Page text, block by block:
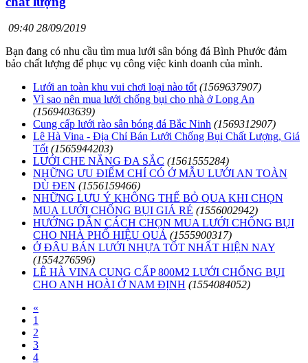
09:40 28/09/2019
Bạn đang có nhu cầu tìm mua lưới sân bóng đá Bình Phước đảm
bảo chất lượng để phục vụ công việc kinh doanh của mình.
Lưới an toàn khu vui chơi loại nào tốt (1569637907)
Vì sao nên mua lưới chống bụi cho nhà ở Long An
(1569403639)
Cung cấp lưới rào sân bóng đá Bắc Ninh (1569312907)
Lê Hà Vina - Địa Chỉ Bán Lưới Chống Bụi Chất Lượng, Giá
Tốt (1565944203)
LƯỚI CHE NẮNG ĐA SẮC (1561555284)
NHỮNG ƯU ĐIỂM CHỈ CÓ Ở MẪU LƯỚI AN TOÀN
DÙ ĐEN (1556159466)
NHỮNG LƯU Ý KHÔNG THỂ BỎ QUA KHI CHỌN
MUA LƯỚI CHỐNG BỤI GIÁ RẺ (1556002942)
HƯỚNG DẪN CÁCH CHỌN MUA LƯỚI CHỐNG BỤI
CHO NHÀ PHỐ HIỆU QUẢ (1555900317)
Ở ĐÂU BÁN LƯỚI NHỰA TỐT NHẤT HIỆN NAY
(1554276596)
LÊ HÀ VINA CUNG CẤP 800M2 LƯỚI CHỐNG BỤI
CHO ANH HOÀI Ở NAM ĐỊNH (1554084052)
«
1
2
3
4